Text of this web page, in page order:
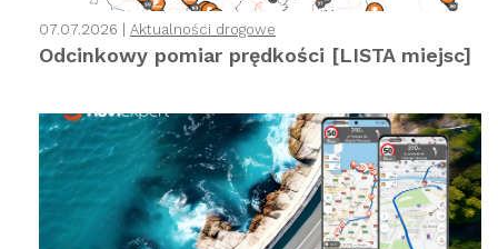
07.07.2026 | Aktualności drogowe
Odcinkowy pomiar prędkości [LISTA miejsc]